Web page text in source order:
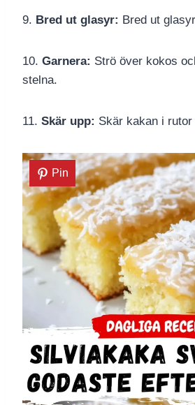
9. Bred ut glasyr: Bred ut
10. Garnera: Strö över kokos
stelna.
11. Skär upp: Skär kakan i
Pin